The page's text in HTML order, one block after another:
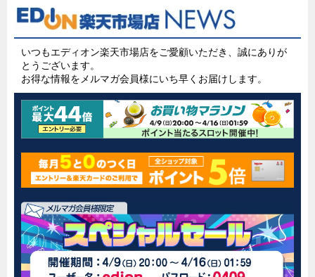
いつもエディオン楽天市場店をご愛顧いただき、誠にありが
とうございます。
お得な情報をメルマガ会員様にいち早くお届けします。